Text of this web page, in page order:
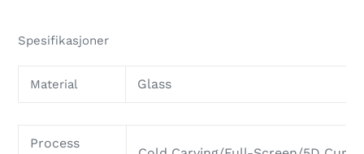
Spesifikasjoner
Material Glass
Process